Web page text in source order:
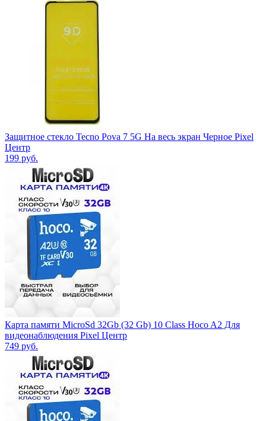
Защитное стекло Tecno Pova 7 5G На весь экран Черное Pixel
Центр
199 руб.
Карта памяти MicroSd 32Gb (32 Gb) 10 Class Hoco A2 Для
видеонаблюдения Pixel Центр
749 руб.